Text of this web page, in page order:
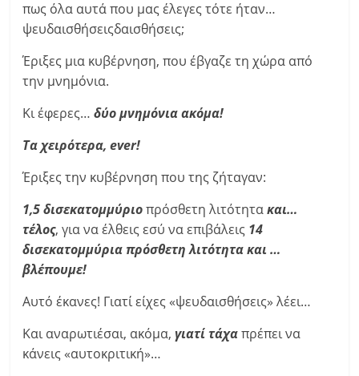
πως όλα αυτά που μας έλεγες τότε ήταν…
ψευδαισθήσειςδαισθήσεις;
Έριξες μια κυβέρνηση, που έβγαζε τη χώρα από
την μνημόνια.
Κι έφερες…δύο μνημόνια ακόμα!
Τα χειρότερα, ever!
Έριξες την κυβέρνηση που της ζήταγαν:
1,5 δισεκατομμύριοπρόσθετη λιτότητακαι…
τέλος, για να έλθεις εσύ να επιβάλεις 14
δισεκατομμύρια πρόσθετη λιτότητα και …
βλέπουμε!
Αυτό έκανες! Γιατί είχες «ψευδαισθήσεις» λέει…
Και αναρωτιέσαι, ακόμα,γιατί τάχαπρέπει να
κάνεις «αυτοκριτική»…